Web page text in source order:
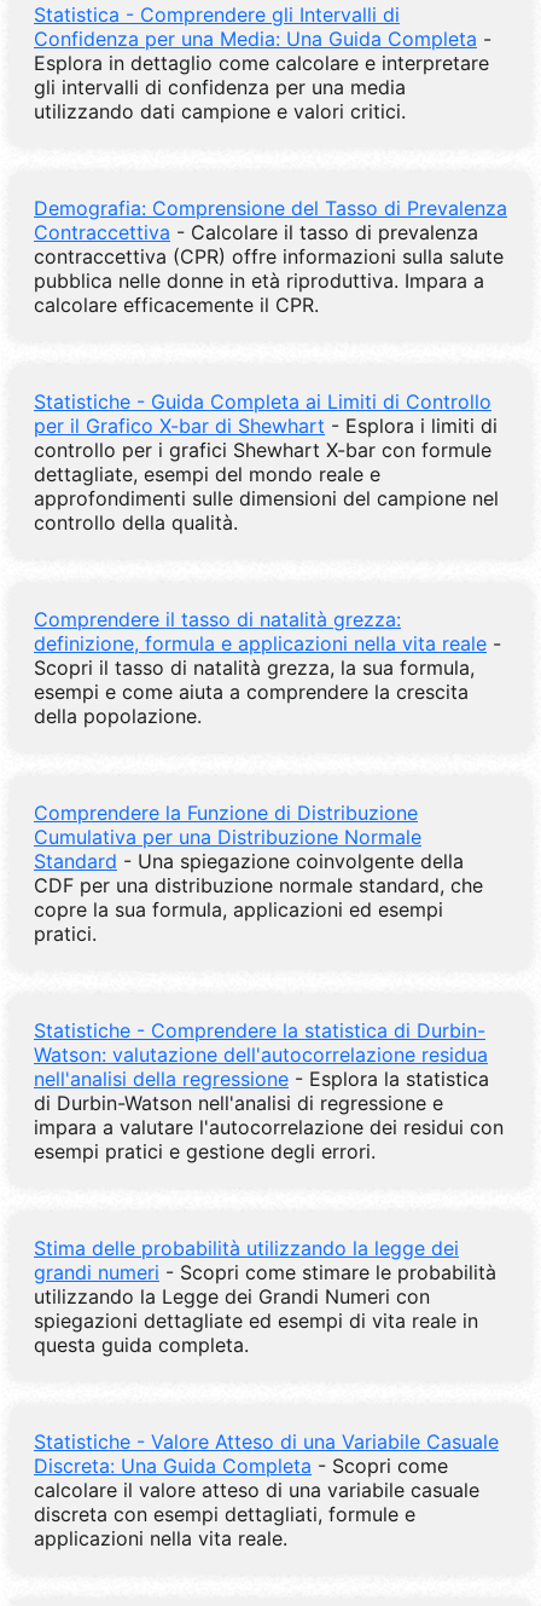
Statistica - Comprendere gli Intervalli di
Confidenza per una Media: Una Guida Completa -
Esplora in dettaglio come calcolare e interpretare
gli intervalli di confidenza per una media
utilizzando dati campione e valori critici.
Demografia: Comprensione del Tasso di Prevalenza
Contraccettiva - Calcolare il tasso di prevalenza
contraccettiva (CPR) offre informazioni sulla salute
pubblica nelle donne in età riproduttiva. Impara a
calcolare efficacemente il CPR.
Statistiche - Guida Completa ai Limiti di Controllo
per il Grafico X-bar di Shewhart - Esplora i limiti di
controllo per i grafici Shewhart X-bar con formule
dettagliate, esempi del mondo reale e
approfondimenti sulle dimensioni del campione nel
controllo della qualità.
Comprendere il tasso di natalità grezza:
definizione, formula e applicazioni nella vita reale -
Scopri il tasso di natalità grezza, la sua formula,
esempi e come aiuta a comprendere la crescita
della popolazione.
Comprendere la Funzione di Distribuzione
Cumulativa per una Distribuzione Normale
Standard - Una spiegazione coinvolgente della
CDF per una distribuzione normale standard, che
copre la sua formula, applicazioni ed esempi
pratici.
Statistiche - Comprendere la statistica di Durbin-
Watson: valutazione dell'autocorrelazione residua
nell'analisi della regressione - Esplora la statistica
di Durbin-Watson nell'analisi di regressione e
impara a valutare l'autocorrelazione dei residui con
esempi pratici e gestione degli errori.
Stima delle probabilità utilizzando la legge dei
grandi numeri - Scopri come stimare le probabilità
utilizzando la Legge dei Grandi Numeri con
spiegazioni dettagliate ed esempi di vita reale in
questa guida completa.
Statistiche - Valore Atteso di una Variabile Casuale
Discreta: Una Guida Completa - Scopri come
calcolare il valore atteso di una variabile casuale
discreta con esempi dettagliati, formule e
applicazioni nella vita reale.